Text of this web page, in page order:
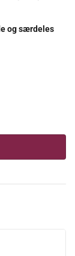
og særdeles